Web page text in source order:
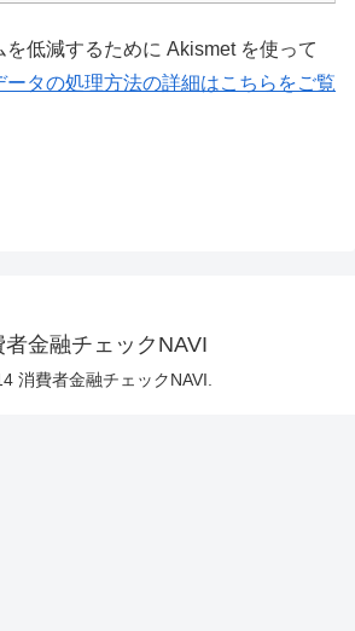
を低減するために Akismet を使って
ータの処理方法の詳細はこちらをご覧
者金融チェックNAVI
消費者金融チェックNAVI.